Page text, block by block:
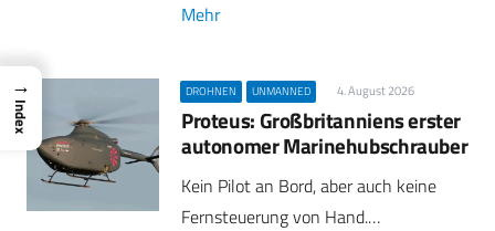
Mehr
DROHNEN UNMANNED 4. August 2026
Proteus: Großbritanniens erster
autonomer Marinehubschrauber
Kein Pilot an Bord, aber auch keine
Fernsteuerung von Hand.…
→
Index